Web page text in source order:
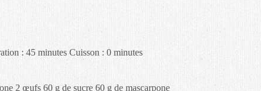
: 45 minutes Cuisson : 0 minutes
2 œufs 60 g de sucre 60 g de mascarpone